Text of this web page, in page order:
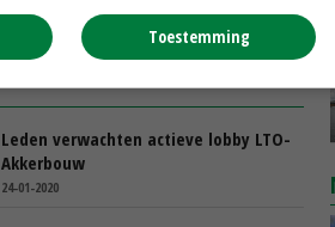
Leden verwachten actieve lobby LTO-
Akkerbouw
24-01-2020
Toestemming